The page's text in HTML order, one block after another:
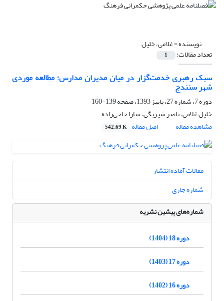
نویسنده =غلامی، خلیل
تعداد مقالات: 1
سبک رهبری خدمت‌گزار در میان مدیران مدارس؛ مطالعه موردی
شهر سنندج
دوره 7، شماره 27، پاییز 1393، صفحه
139-160
خلیل غلامی، ناصر شیربگی، سارا حاجی‌زاده
مشاهده مقاله
اصل مقاله 542.69 K
مقالات آماده انتشار
شماره جاری
شماره‌های پیشین نشریه
دوره 18 (1404)
دوره 17 (1403)
دوره 16 (1402)